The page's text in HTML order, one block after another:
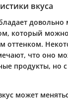
вкуса
довольно
который
оттенком.
что оно
продукты, но
может